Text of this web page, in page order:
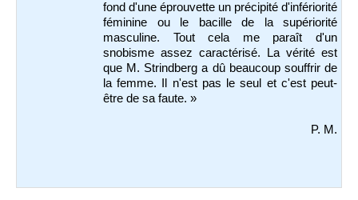
fond d'une éprouvette un précipité d'infériorité
féminine ou le bacille de la supériorité
masculine. Tout cela me paraît d'un
snobisme assez caractérisé. La vérité est
que M. Strindberg a dû beaucoup souffrir de
la femme. Il n'est pas le seul et c'est peut-
être de sa faute. »
P. M.